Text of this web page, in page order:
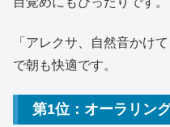
「アレクサ、自然音かけて
で朝も快適です。
第1位：オーラリン